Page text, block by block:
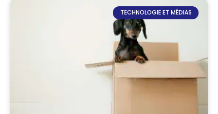
TECHNOLOGIE ET MÉDIAS